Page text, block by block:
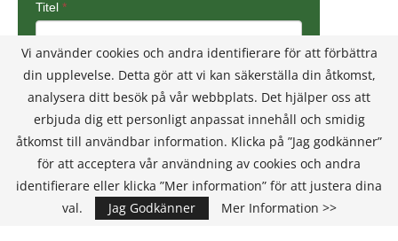
Vi använder cookies och andra identifierare för att förbättra
din upplevelse. Detta gör att vi kan säkerställa din åtkomst,
analysera ditt besök på vår webbplats. Det hjälper oss att
erbjuda dig ett personligt anpassat innehåll och smidig
åtkomst till användbar information. Klicka på ”Jag godkänner”
för att acceptera vår användning av cookies och andra
identifierare eller klicka ”Mer information” för att justera dina
val.
Jag Godkänner Mer Information >>